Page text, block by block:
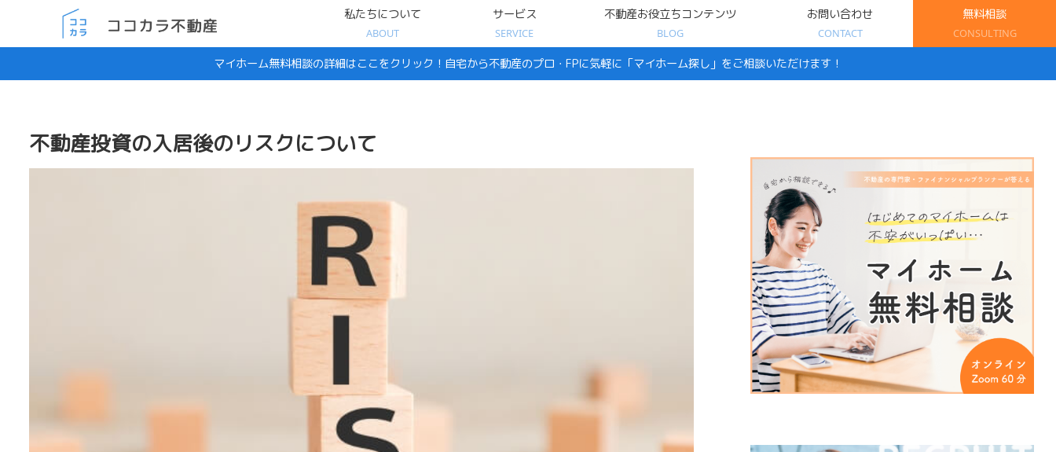
私たちについて
ABOUT
サービス
SERVICE
不動産お役立ちコンテンツ
BLOG
お問い合わせ
CONTACT
無料相談
CONSULTING
マイホーム無料相談の詳細はここをクリック！自宅から不動産のプロ・FPに気軽に「マイホーム探し」をご相談いただけます！
不動産投資の入居後のリスクについて